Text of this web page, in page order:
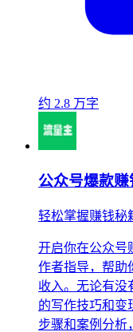
约 2.8 万字
公众号爆款赚
轻松掌握赚钱秘
开启你在公众号
作者指导，帮助
收入。无论有没
的写作技巧和变
步骤和案例分析